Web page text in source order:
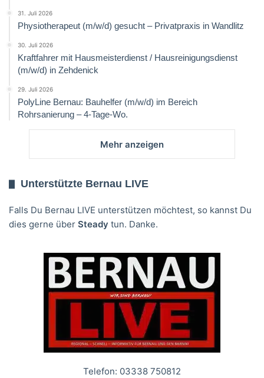
31. Juli 2026
Physiotherapeut (m/w/d) gesucht – Privatpraxis in Wandlitz
30. Juli 2026
Kraftfahrer mit Hausmeisterdienst / Hausreinigungsdienst
(m/w/d) in Zehdenick
29. Juli 2026
PolyLine Bernau: Bauhelfer (m/w/d) im Bereich
Rohrsanierung – 4-Tage-Wo.
Mehr anzeigen
Unterstützte Bernau LIVE
Falls Du Bernau LIVE unterstützen möchtest, so kannst Du
dies gerne über Steady tun. Danke.
Telefon: 03338 750812